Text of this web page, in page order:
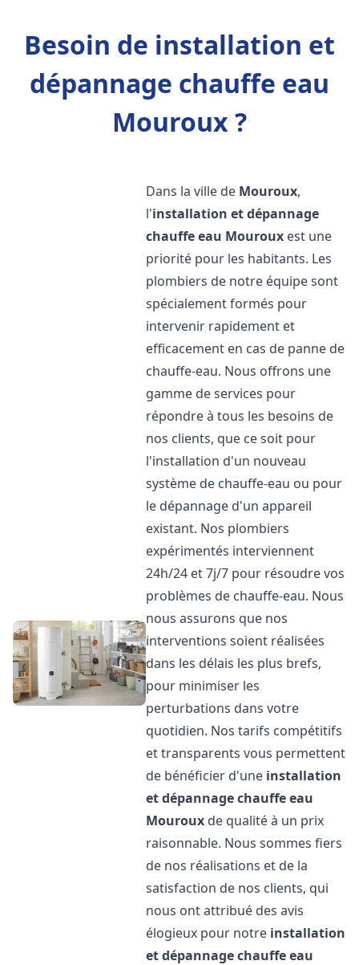
Besoin de installation et
dépannage chauffe eau
Mouroux ?
Dans la ville de Mouroux,
l'installation et dépannage
chauffe eau Mouroux est une
priorité pour les habitants. Les
plombiers de notre équipe sont
spécialement formés pour
intervenir rapidement et
efficacement en cas de panne de
chauffe-eau. Nous offrons une
gamme de services pour
répondre à tous les besoins de
nos clients, que ce soit pour
l'installation d'un nouveau
système de chauffe-eau ou pour
le dépannage d'un appareil
existant. Nos plombiers
expérimentés interviennent
24h/24 et 7j/7 pour résoudre vos
problèmes de chauffe-eau. Nous
nous assurons que nos
interventions soient réalisées
dans les délais les plus brefs,
pour minimiser les
perturbations dans votre
quotidien. Nos tarifs compétitifs
et transparents vous permettent
de bénéficier d'une installation
et dépannage chauffe eau
Mouroux de qualité à un prix
raisonnable. Nous sommes fiers
de nos réalisations et de la
satisfaction de nos clients, qui
nous ont attribué des avis
élogieux pour notre installation
et dépannage chauffe eau